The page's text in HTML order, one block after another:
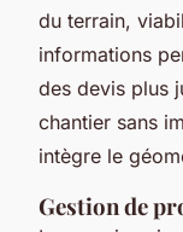
du terrain,
informations
des devis plus
chantier sans
intègre le
Gestion de